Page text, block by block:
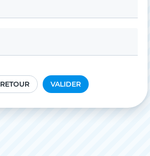
RETOUR VALIDER